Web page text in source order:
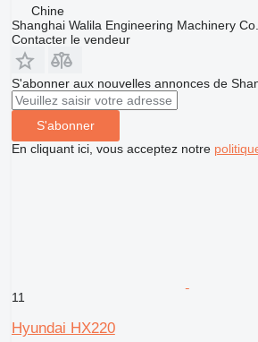
Chine
Shanghai Walila Engineering Machinery
Contacter le vendeur
S'abonner aux nouvelles annonces de
S'abonner
En cliquant ici, vous acceptez notre
11
Hyundai HX220